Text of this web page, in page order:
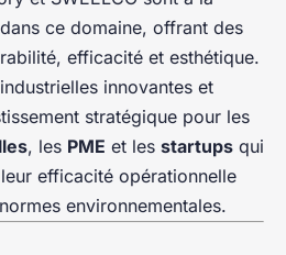
ce domaine, offrant des
efficacité et esthétique.
innovantes et
stratégique pour les
, les PME et les startups qui
efficacité opérationnelle
environnementales.